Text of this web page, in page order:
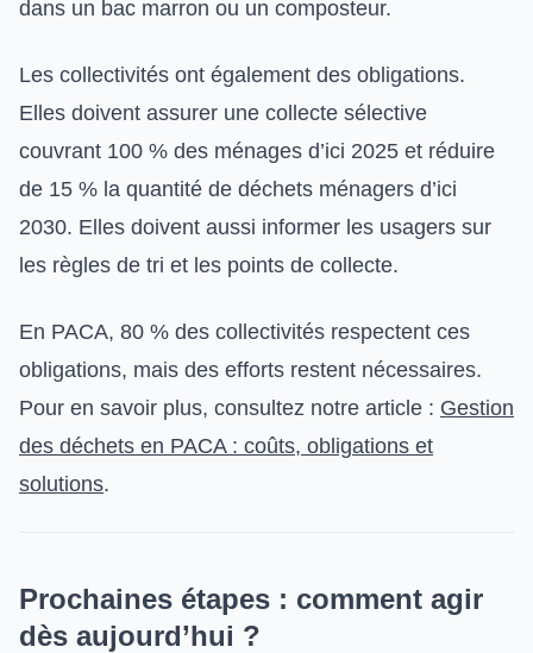
dans un bac marron ou un composteur.
Les collectivités ont également des obligations.
Elles doivent assurer une collecte sélective
couvrant 100 % des ménages d’ici 2025 et réduire
de 15 % la quantité de déchets ménagers d’ici
2030. Elles doivent aussi informer les usagers sur
les règles de tri et les points de collecte.
En PACA, 80 % des collectivités respectent ces
obligations, mais des efforts restent nécessaires.
Pour en savoir plus, consultez notre article : Gestion
des déchets en PACA : coûts, obligations et
solutions.
Prochaines étapes : comment agir
dès aujourd’hui ?